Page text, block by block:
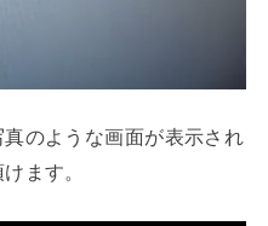
のような画面が表示され
ます。